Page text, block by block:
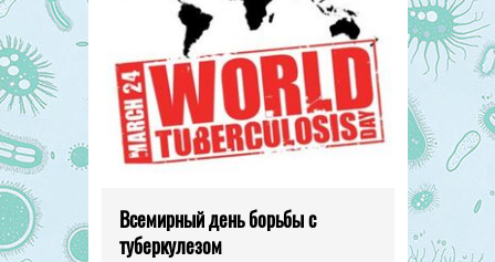
Всемирный день борьбы с
туберкулезом